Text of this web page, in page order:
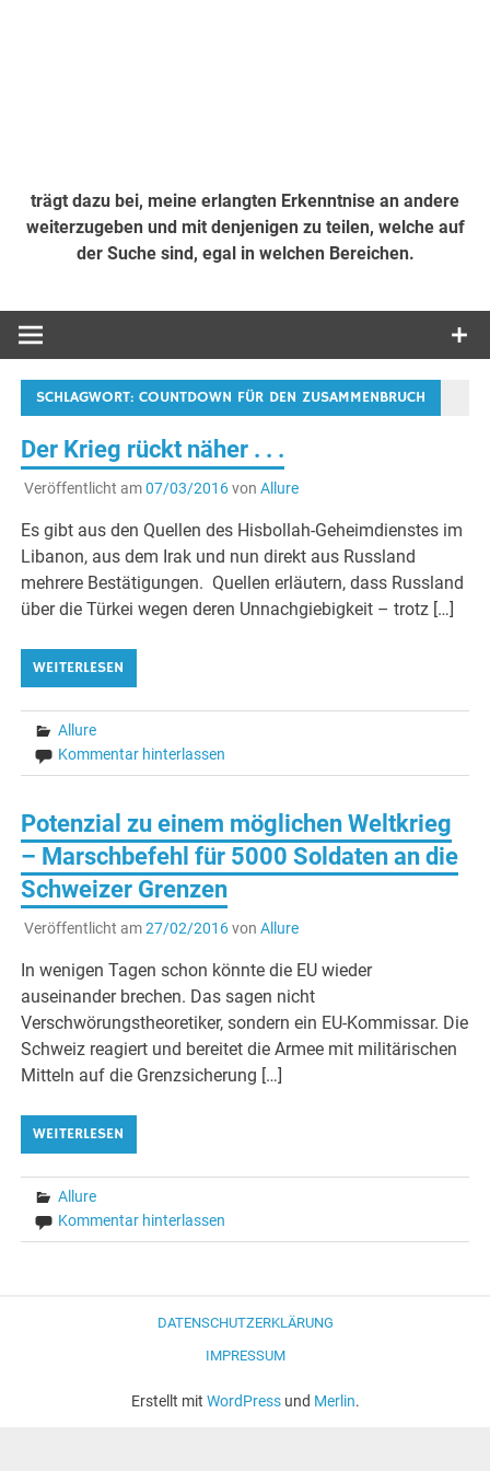
trägt dazu bei, meine erlangten Erkenntnise an andere
weiterzugeben und mit denjenigen zu teilen, welche auf
der Suche sind, egal in welchen Bereichen.
SCHLAGWORT:COUNTDOWN FÜR DEN ZUSAMMENBRUCH
Der Krieg rückt näher . . .
Veröffentlicht am07/03/2016von Allure
Es gibt aus den Quellen des Hisbollah-Geheimdienstes im
Libanon, aus dem Irak und nun direkt aus Russland
mehrere Bestätigungen. Quellen erläutern, dass Russland
über die Türkei wegen deren Unnachgiebigkeit – trotz […]
WEITERLESEN
Allure
Kommentar hinterlassen
Potenzial zu einem möglichen Weltkrieg
– Marschbefehl für 5000 Soldaten an die
Schweizer Grenzen
Veröffentlicht am27/02/2016von Allure
In wenigen Tagen schon könnte die EU wieder
auseinander brechen. Das sagen nicht
Verschwörungstheoretiker, sondern ein EU-Kommissar. Die
Schweiz reagiert und bereitet die Armee mit militärischen
Mitteln auf die Grenzsicherung […]
WEITERLESEN
Allure
Kommentar hinterlassen
DATENSCHUTZERKLÄRUNG
IMPRESSUM
Erstellt mit WordPressund Merlin.